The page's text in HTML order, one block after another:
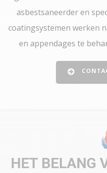
asbestsaneerder en
coatingsystemen werken
en appendages te
HET BELANG